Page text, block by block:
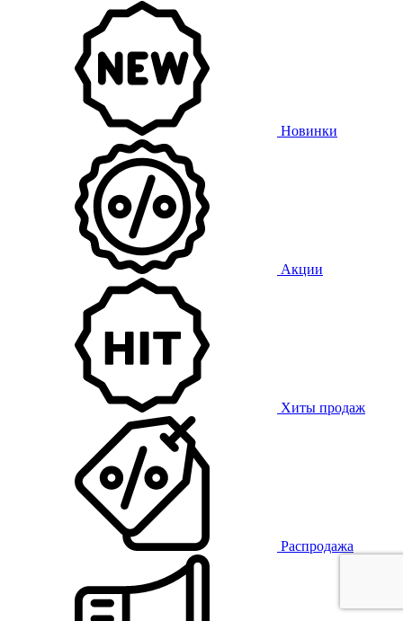
Новинки
Акции
Хиты продаж
Распродажа